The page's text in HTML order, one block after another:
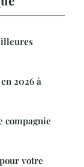
2026 à
compagnie
votre